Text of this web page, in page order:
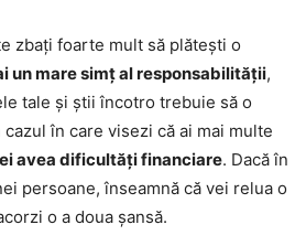
zbați foarte mult să plătești o
un mare simț al responsabilității,
tale și știi încotro trebuie să o
în care visezi că ai mai multe
avea dificultăți financiare. Dacă în
persoane, înseamnă că vei relua o
o a doua șansă.